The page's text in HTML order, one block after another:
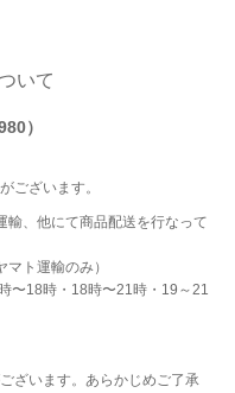
いて
）
ございます。
輸、他にて商品配送を行なって
ト運輸のみ）
〜18時・18時〜21時・19～21
ざいます。あらかじめご了承